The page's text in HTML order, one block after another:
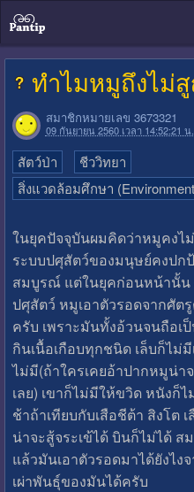
ทำไมหมูถึงไม่
สมาชิกหมายเลข 3673321
09 กันยายน 2560 เวลา 14:52:21 น.
สัตว์ป่า
ชีววิทยา
สิ่งแวดล้อมศึกษา
ในยุคปัจจุบันผมคิดว่าหมูคงไ
ระบบปศุสัตว์ของมนุษย์คงปก
สมบูรณ์ แต่ในยุคก่อนหน้านั้น
ปศุสัตว์ หมูเอาตัวรอดจากศัต
ครับ เพราะมันทั้งอ้วนจนถือ
กินเนื้อเกือบทุกชนิด เล็บก็ไม่
ไม่มี(ถ้าใครเคยอ้าปากหมูน่
เลย) เขาก็ไม่มีให้ขวิด หนังก็
ช้าถ้าเทียบกับเสือชีต้า สิงโต
น่าจะสู้จระเข้ได้ บินก็ไม่ได้
แล้วมันเอาตัวรอดมาได้ยังไง
เผ่าพันธุ์ของมันได้ครับ